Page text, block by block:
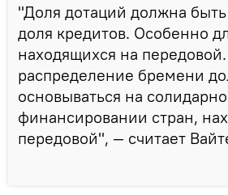
"Доля дотаций должна
доля кредитов. Особенно
находящихся на
распределение бремени
основываться на
финансировании стран,
передовой", — считает